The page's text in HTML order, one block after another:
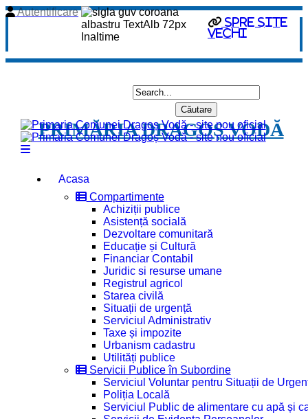
spre site
vechi
Autentificare
PRIMĂRIA DRAGOȘ VODĂ
Acasa
Compartimente
Achiziții publice
Asistență socială
Dezvoltare comunitară
Educație și Cultură
Financiar Contabil
Juridic si resurse umane
Registrul agricol
Starea civilă
Situații de urgență
Serviciul Administrativ
Taxe și impozite
Urbanism cadastru
Utilități publice
Servicii Publice în Subordine
Serviciul Voluntar pentru Situații de
Poliția Locală
Serviciul Public de alimentare cu apă și